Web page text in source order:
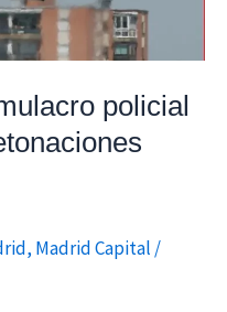
policial
, Madrid Capital /